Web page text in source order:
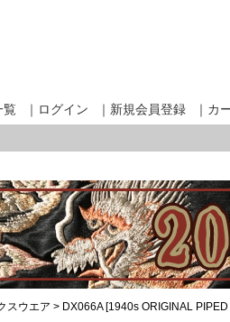
覧 ｜ログイン ｜新規会員登録 ｜カ
スウエア DX066A [1940s ORIGINAL